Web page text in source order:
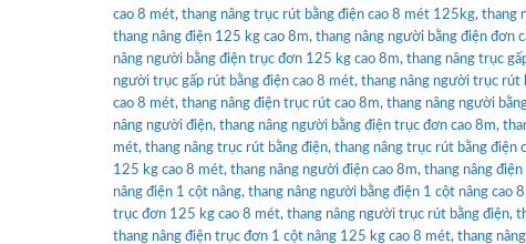
cao 8 mét, thang nâng trục rút bằng điện cao 8 mét 125kg, thang
thang nâng điện 125 kg cao 8m, thang nâng người bằng điện đơn
nâng người bằng điện trục đơn 125 kg cao 8m, thang nâng trục
người trục gấp rút bằng điện cao 8 mét, thang nâng người trục rút
cao 8 mét, thang nâng điện trục rút cao 8m, thang nâng người
nâng người điện, thang nâng người bằng điện trục đơn cao 8m,
mét, thang nâng trục rút bằng điện, thang nâng trục rút bằng điện
125 kg cao 8 mét, thang nâng người điện cao 8m, thang nâng
nâng điện 1 cột nâng, thang nâng người bằng điện 1 cột nâng cao
trục đơn 125 kg cao 8 mét, thang nâng người trục rút bằng điện,
thang nâng điện trục đơn 1 cột nâng 125 kg cao 8 mét, thang